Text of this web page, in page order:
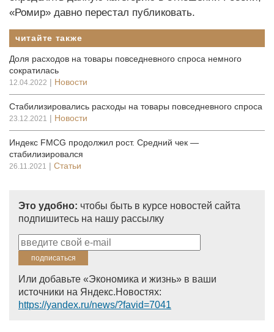
«Ромир» давно перестал публиковать.
читайте также
Доля расходов на товары повседневного спроса немного
сократилась
12.04.2022 | Новости
Стабилизировались расходы на товары повседневного спроса
23.12.2021 | Новости
Индекс FMCG продолжил рост. Средний чек —
стабилизировался
26.11.2021 | Статьи
Это удобно: чтобы быть в курсе новостей сайта
подпишитесь на нашу рассылку
Или добавьте «Экономика и жизнь» в ваши
источники на Яндекс.Новостях:
https://yandex.ru/news/?favid=7041